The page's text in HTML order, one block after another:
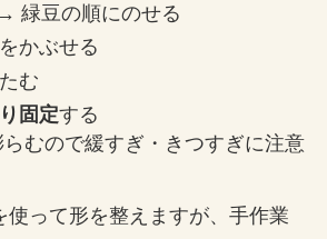
緑豆の順にのせる
かぶせる
む
固定する
むので緩すぎ・きつすぎに注意
って形を整えますが、手作業